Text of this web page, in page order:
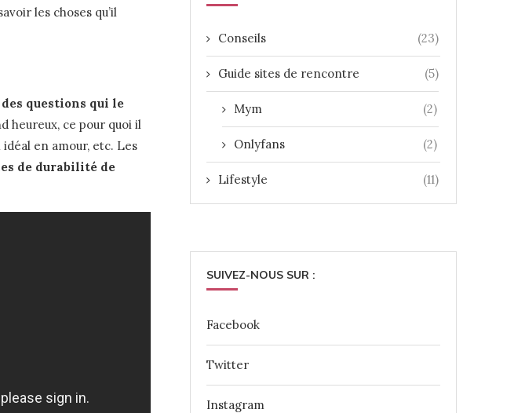
les choses qu’il
questions qui le
heureux, ce pour quoi il
idéal en amour, etc. Les
de durabilité de
Conseils (23)
Guide sites de rencontre (5)
Mym (2)
Onlyfans (2)
Lifestyle (11)
SUIVEZ-NOUS SUR :
Facebook
Twitter
Instagram